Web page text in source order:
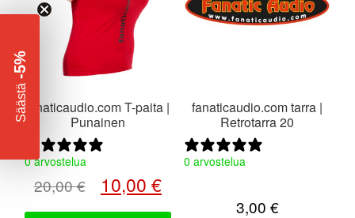
fanaticaudio.com T-paita |
Punainen
0 arvostelua
20,00€
Alkuperäinen
10,00 €Nykyinen
muunnelma.
tehdä
valinnat
tuotteen
sivulla.
fanaticaudio.com tarra |
Retrotarra 20
0 arvostelua
3,00 €
Säästä
-5%